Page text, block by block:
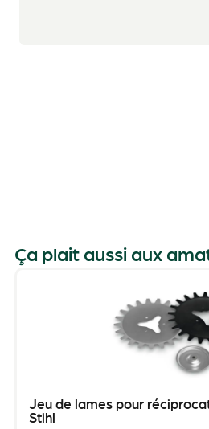
Ça plait aussi aux
Jeu de lames pour
Stihl